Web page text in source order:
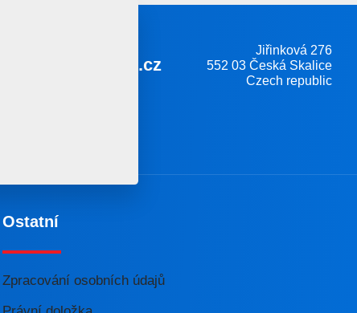
farmet@farmet.cz
Jiřinková 276
552 03 Česká Skalice
Czech republic
Ostatní
Zpracování osobních údajů